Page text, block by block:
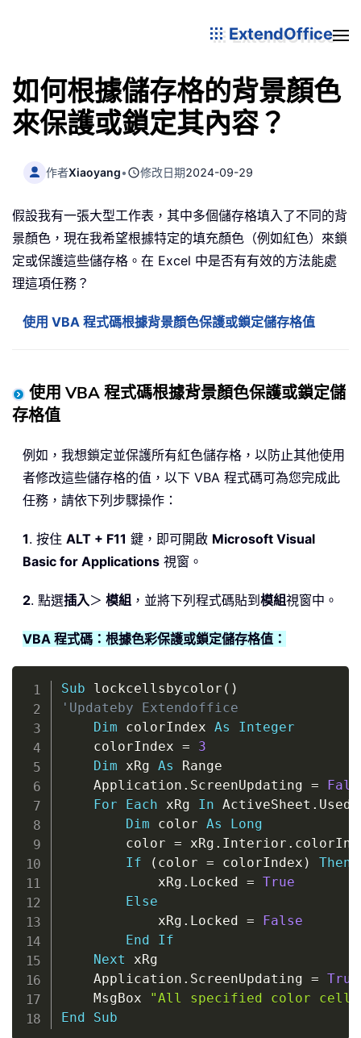
ExtendOffice
如何根據儲存格的背景顏色
來保護或鎖定其內容？
作者Xiaoyang• 修改日期2024-09-29
假設我有一張大型工作表，其中多個儲存格填入了不同的背
景顏色，現在我希望根據特定的填充顏色（例如紅色）來鎖
定或保護這些儲存格。在 Excel 中是否有有效的方法能處
理這項任務？
使用 VBA 程式碼根據背景顏色保護或鎖定儲存格值
使用 VBA 程式碼根據背景顏色保護或鎖定儲
存格值
例如，我想鎖定並保護所有紅色儲存格，以防止其他使用
者修改這些儲存格的值，以下 VBA 程式碼可為您完成此
任務，請依下列步驟操作：
1. 按住 ALT + F11 鍵，即可開啟 Microsoft Visual
Basic for Applications 視窗。
2. 點選插入＞ 模組 ，並將下列程式碼貼到 模組視窗中。
VBA 程式碼：根據色彩保護或鎖定儲存格值：
Sub lockcellsbycolor ( )
'Updateby Extendoffice
Dim colorIndex As
Integer
    colorIndex
=
3
Dim xRg As Range
    Application
. ScreenUpdating =
For
Each xRg In ActiveSheet .
Dim color As
Long
        color
= xRg . Interior .
If
( color = colorIndex )
Then
            xRg
. Locked = True
Else
            xRg
. Locked =
False
End
If
Next xRg
    Application
. ScreenUpdating = True
    MsgBox
"All specified color cells
End
Sub